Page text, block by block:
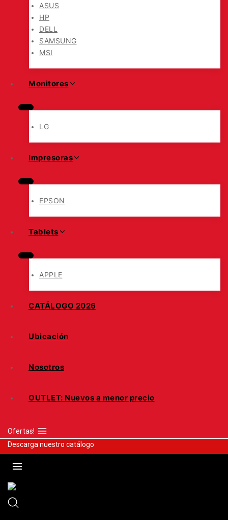
ASUS
HP
DELL
SAMSUNG
MSI
Monitores
LG
Impresoras
EPSON
Tablets
APPLE
CATÁLOGO 2026
Ubicación
Nosotros
OUTLET: Nuevos a menor precio
Ofertas!
Descarga nuestro catálogo